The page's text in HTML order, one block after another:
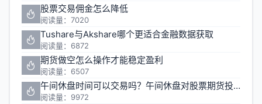
股票交易佣金怎么降低
阅读量：7020
Tushare与Akshare哪个更适合金融数据获取
阅读量：6872
期货做空怎么操作才能稳定盈利
阅读量：6507
午间休盘时间可以交易吗？午间休盘对股票期货投资有什么影响
阅读量：9972